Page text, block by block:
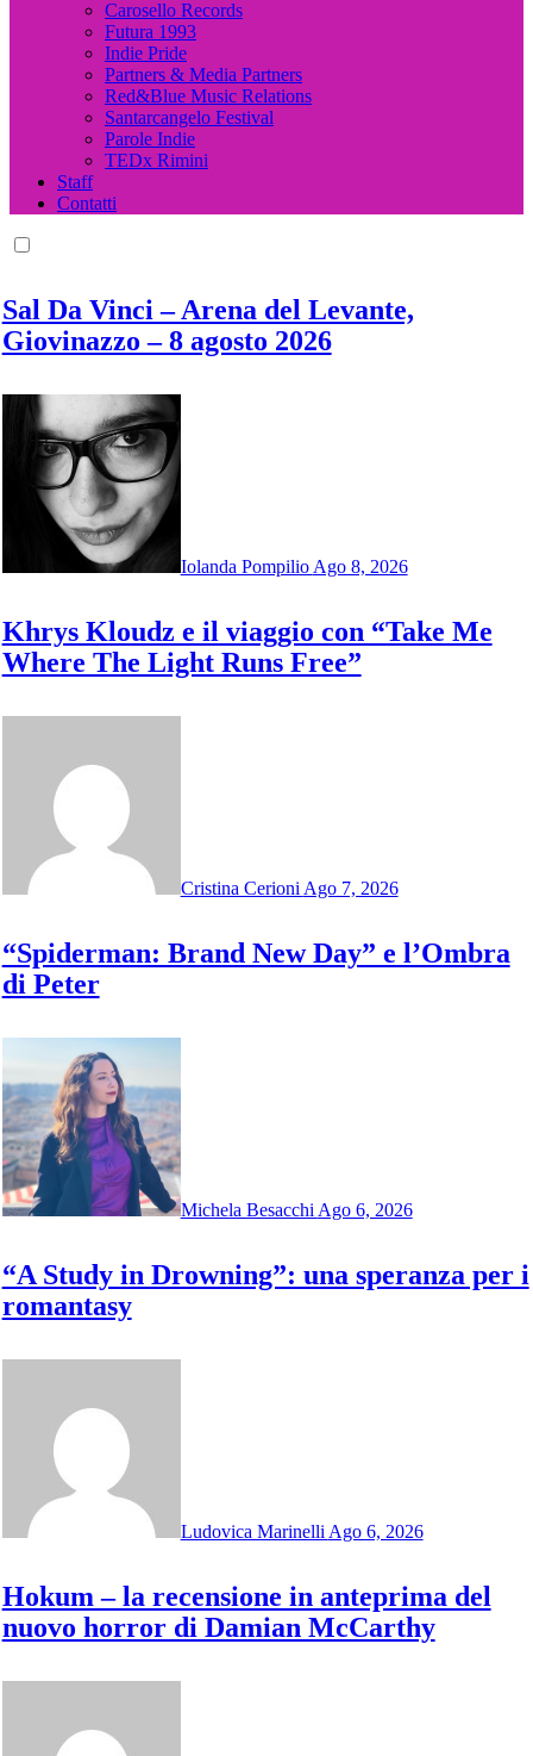
Carosello Records
Futura 1993
Indie Pride
Partners & Media Partners
Red&Blue Music Relations
Santarcangelo Festival
Parole Indie
TEDx Rimini
Staff
Contatti
Sal Da Vinci – Arena del Levante,
Giovinazzo – 8 agosto 2026
Iolanda Pompilio Ago 8, 2026
Khrys Kloudz e il viaggio con “Take Me
Where The Light Runs Free”
Cristina Cerioni Ago 7, 2026
“Spiderman: Brand New Day” e l’Ombra
di Peter
Michela Besacchi Ago 6, 2026
“A Study in Drowning”: una speranza per i
romantasy
Ludovica Marinelli Ago 6, 2026
Hokum – la recensione in anteprima del
nuovo horror di Damian McCarthy